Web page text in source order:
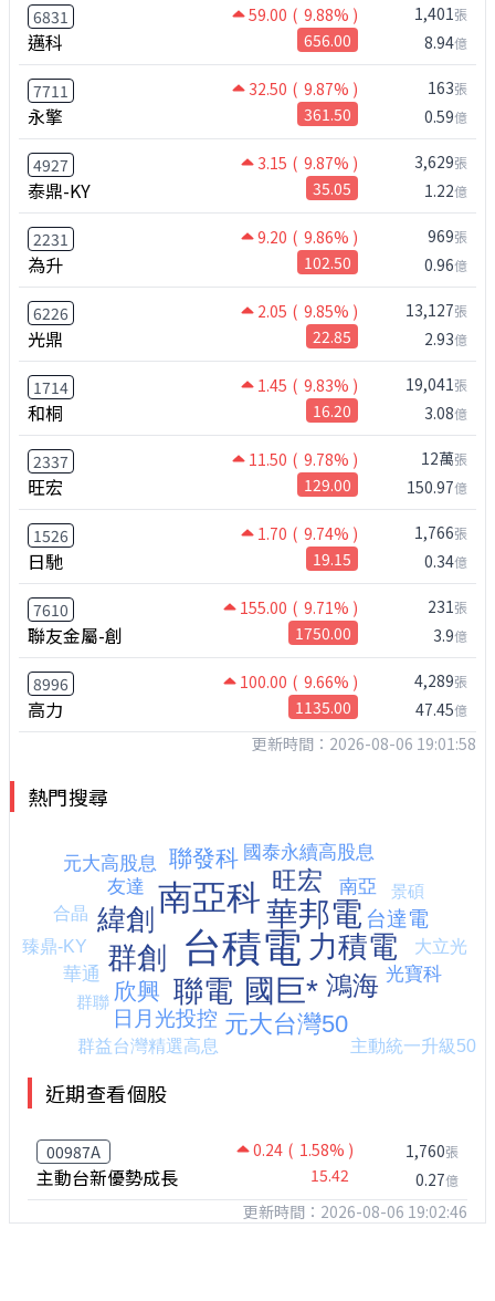
6831 59.00 ( 9.88% )
邁科 656.00
1,401張
8.94億
7711 32.50 ( 9.87% )
永擎 361.50
163張
0.59億
4927 3.15 ( 9.87% )
泰鼎-KY 35.05
3,629張
1.22億
2231 9.20 ( 9.86% )
為升 102.50
969張
0.96億
6226 2.05 ( 9.85% )
光鼎 22.85
13,127張
2.93億
1714 1.45 ( 9.83% )
和桐 16.20
19,041張
3.08億
2337 11.50 ( 9.78% )
旺宏 129.00
12萬張
150.97億
1526 1.70 ( 9.74% )
日馳 19.15
1,766張
0.34億
7610 155.00 ( 9.71% )
聯友金屬-創 1750.00
231張
3.9億
8996 100.00 ( 9.66% )
高力 1135.00
4,289張
47.45億
更新時間：2026-08-06 19:01:58
熱門搜尋
近期查看個股
00987A 0.24 ( 1.58% )
主動台新優勢成長 15.42
1,760張
0.27億
更新時間：2026-08-06 19:02:46